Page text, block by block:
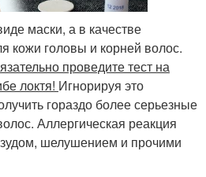
маски, а в качестве
кожи головы и корней волос.
проведите тест на
локтя! Игнорируя это
гораздо более серьезные
Аллергическая реакция
шелушением и прочими